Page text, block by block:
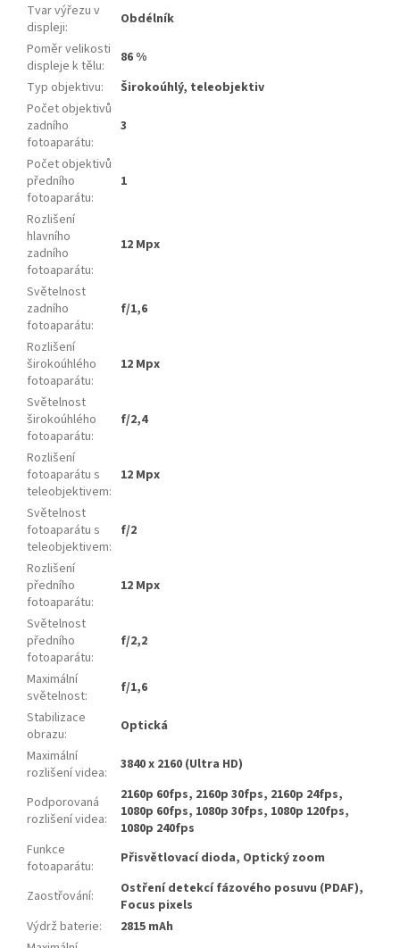
Tvar výřezu v
displeji:
Obdélník
Poměr velikosti
displeje k tělu:
86 %
Typ objektivu:
Širokoúhlý, teleobjektiv
Počet objektivů
zadního
fotoaparátu:
3
Počet objektivů
předního
fotoaparátu:
1
Rozlišení
hlavního
zadního
fotoaparátu:
12 Mpx
Světelnost
zadního
fotoaparátu:
f/1,6
Rozlišení
širokoúhlého
fotoaparátu:
12 Mpx
Světelnost
širokoúhlého
fotoaparátu:
f/2,4
Rozlišení
fotoaparátu s
teleobjektivem:
12 Mpx
Světelnost
fotoaparátu s
teleobjektivem:
f/2
Rozlišení
předního
fotoaparátu:
12 Mpx
Světelnost
předního
fotoaparátu:
f/2,2
Maximální
světelnost:
f/1,6
Stabilizace
obrazu:
Optická
Maximální
rozlišení videa: 3840 x 2160 (Ultra HD)
Podporovaná
rozlišení videa:
2160p 60fps, 2160p 30fps, 2160p 24fps,
1080p 60fps, 1080p 30fps, 1080p 120fps,
1080p 240fps
Funkce
fotoaparátu: Přisvětlovací dioda, Optický zoom
Zaostřování:
Ostření detekcí fázového posuvu (PDAF),
Focus pixels
Výdrž baterie:
2815 mAh